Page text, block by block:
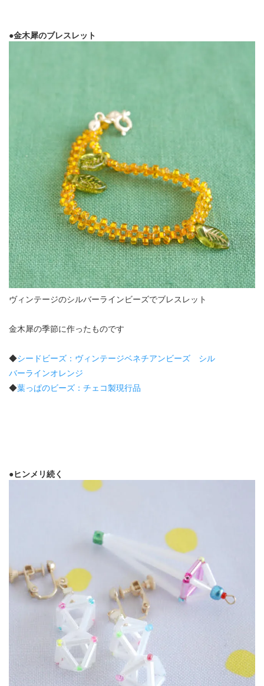
●金木犀のブレスレット
ヴィンテージのシルバーラインビーズでブレスレット
金木犀の季節に作ったものです
◆シードビーズ：ヴィンテージベネチアンビーズ シル
バーラインオレンジ
◆葉っぱのビーズ：チェコ製現行品
●ヒンメリ続く